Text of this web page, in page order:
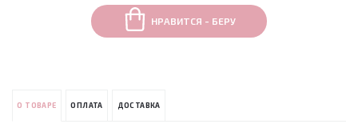
НРАВИТСЯ - БЕРУ
О ТОВАРЕ ОПЛАТА ДОСТАВКА